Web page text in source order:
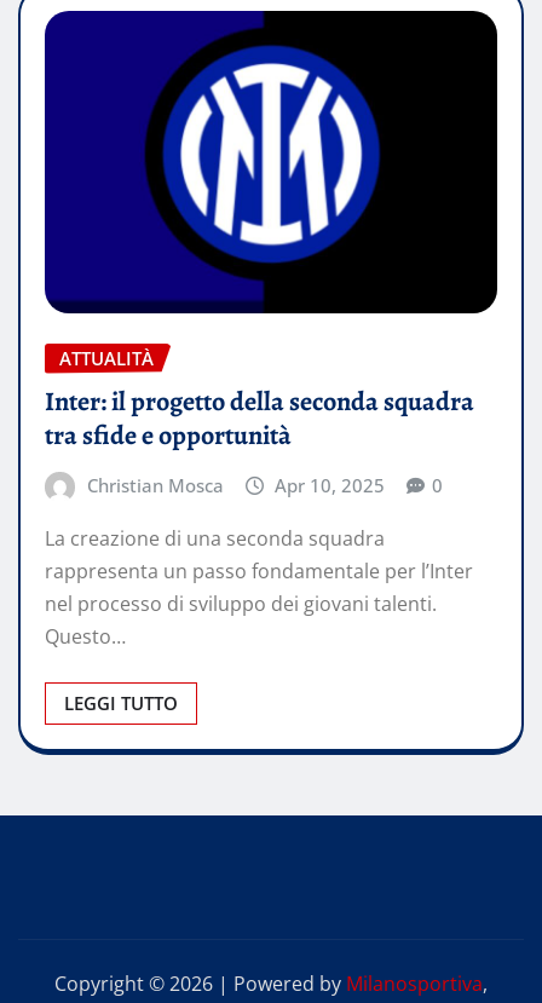
ATTUALITÀ
Inter: il progetto della seconda squadra
tra sfide e opportunità
Christian Mosca Apr 10, 2025 0
La creazione di una seconda squadra
rappresenta un passo fondamentale per l’Inter
nel processo di sviluppo dei giovani talenti.
Questo…
LEGGI TUTTO
Copyright © 2026 | Powered by Milanosportiva,